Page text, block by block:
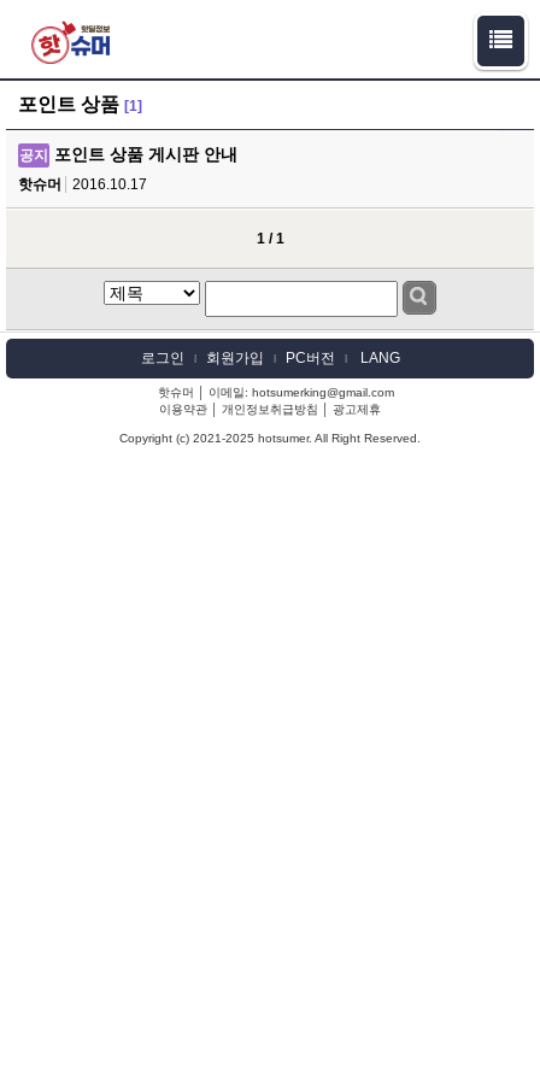
포인트 상품 [1]
공지 포인트 상품 게시판 안내
핫슈머 2016.10.17
1 / 1
로그인 l 회원가입 l PC버전 l LANG
핫슈머 │ 이메일: hotsumerking@gmail.com
이용약관
개인정보취급방침 광고제휴
Copyright (c) 2021-2025 hotsumer. All Right Reserved.